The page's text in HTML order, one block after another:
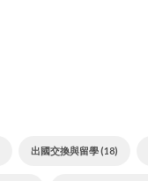
出國交換與留學 (18)